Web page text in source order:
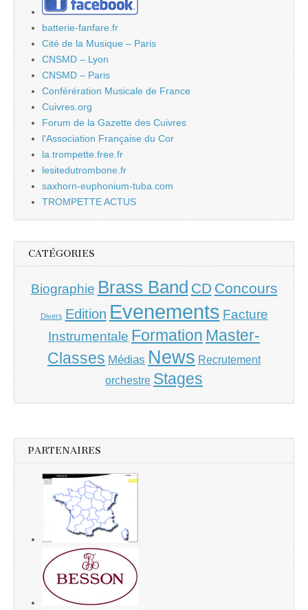
batterie-fanfare.fr
Cité de la Musique – Paris
CNSMD – Lyon
CNSMD – Paris
Conférération Musicale de France
Cuivres.org
Forum de la Gazette des Cuivres
l'Association Française du Cor
la.trompette.free.fr
lesitedutrombone.fr
saxhorn-euphonium-tuba.com
TROMPETTE ACTUS
CATÉGORIES
Biographie Brass Band CD Concours
Divers Edition Evenements Facture
Instrumentale Formation Master-
Classes Médias News Recrutement
orchestre Stages
PARTENAIRES